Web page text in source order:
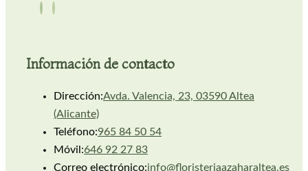
Información de contacto
Dirección:Avda. Valencia, 23, 03590 Altea
(Alicante)
Teléfono:965 84 50 54
Móvil:646 92 27 83
Correo electrónico:info@floristeriaazaharaltea.es